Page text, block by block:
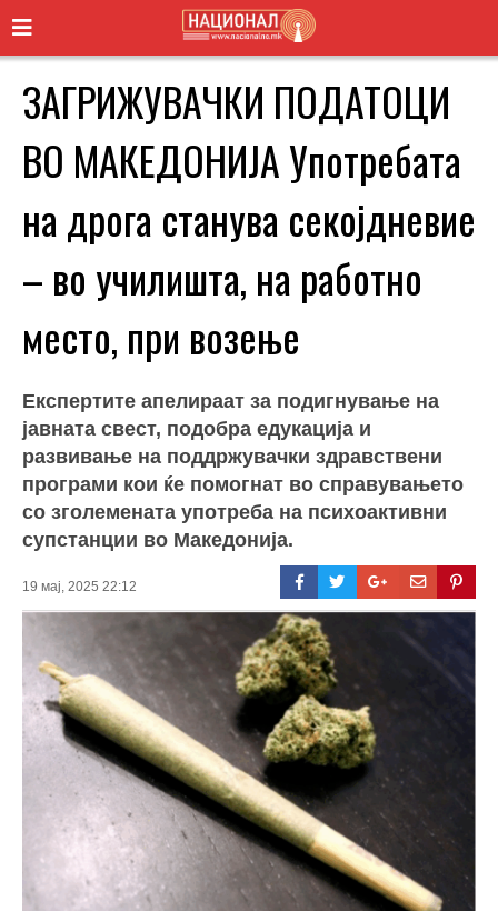
ЗАГРИЖУВАЧКИ ПОДАТОЦИ
ВО МАКЕДОНИЈА Употребата
на дрога станува секојдневие
– во училишта, на работно
место, при возење
Експертите апелираат за подигнување на
јавната свест, подобра едукација и
развивање на поддржувачки здравствени
програми кои ќе помогнат во справувањето
со зголемената употреба на психоактивни
супстанции во Македонија.
19 мај, 2025 22:12